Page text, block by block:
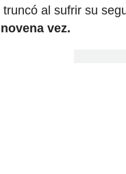
al sufrir su
vez.